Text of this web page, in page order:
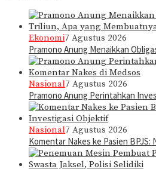
Ekonomi7 Agustus 2026
Pramono Anung Menaikkan
Nasional7 Agustus 2026
Pramono Anung Perintahkan
Nasional7 Agustus 2026
Komentar Nakes ke Pasien